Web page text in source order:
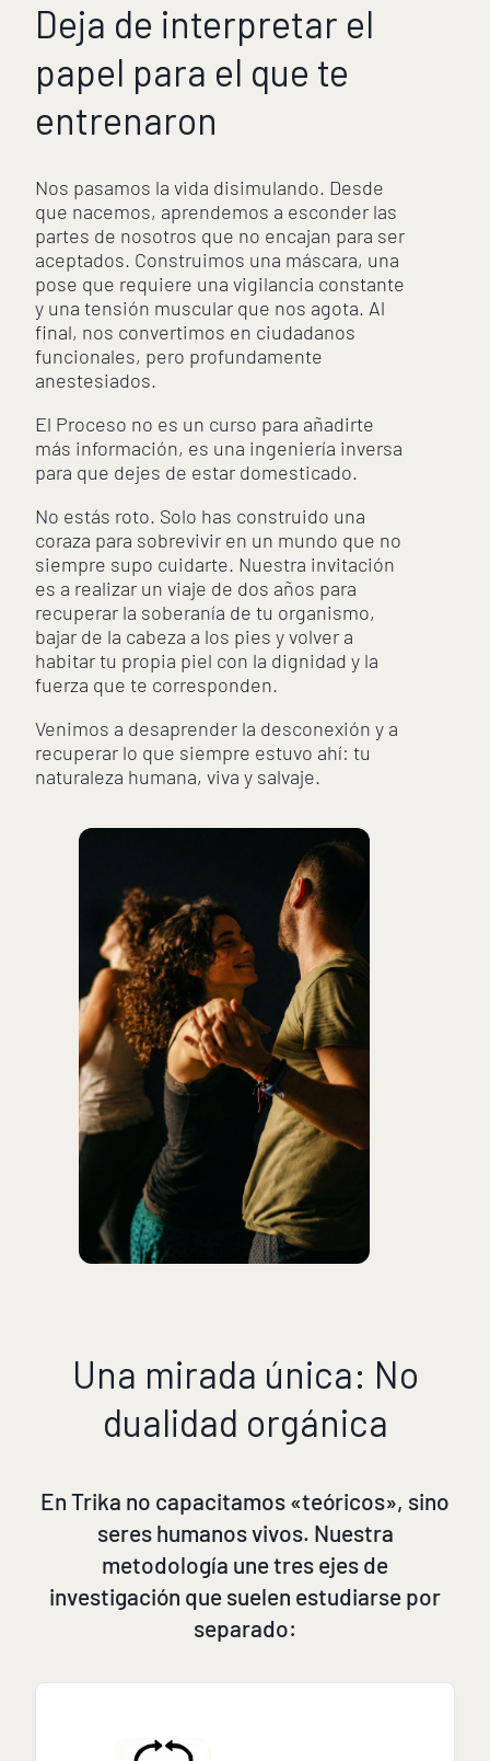
Deja de interpretar el
papel para el que te
entrenaron
Nos pasamos la vida disimulando. Desde
que nacemos, aprendemos a esconder las
partes de nosotros que no encajan para ser
aceptados. Construimos una máscara, una
pose que requiere una vigilancia constante
y una tensión muscular que nos agota. Al
final, nos convertimos en ciudadanos
funcionales, pero profundamente
anestesiados.
El Proceso no es un curso para añadirte
más información, es una ingeniería inversa
para que dejes de estar domesticado.
No estás roto. Solo has construido una
coraza para sobrevivir en un mundo que no
siempre supo cuidarte. Nuestra invitación
es a realizar un viaje de dos años para
recuperar la soberanía de tu organismo,
bajar de la cabeza a los pies y volver a
habitar tu propia piel con la dignidad y la
fuerza que te corresponden.
Venimos a desaprender la desconexión y a
recuperar lo que siempre estuvo ahí: tu
naturaleza humana, viva y salvaje.
Una mirada única: No
dualidad orgánica
En Trika no capacitamos «teóricos», sino
seres humanos vivos. Nuestra
metodología une tres ejes de
investigación que suelen estudiarse por
separado: